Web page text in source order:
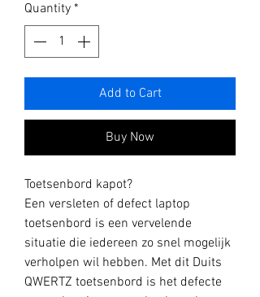
Quantity *
Add to Cart
Buy Now
Toetsenbord kapot?
Een versleten of defect laptop
toetsenbord is een vervelende
situatie die iedereen zo snel mogelijk
verholpen wil hebben. Met dit Duits
QWERTZ toetsenbord is het defecte